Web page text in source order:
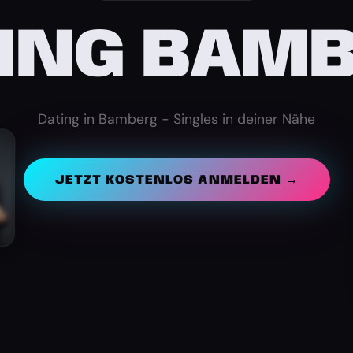
Dating in Bamberg - Singles in deiner Nähe
JETZT KOSTENLOS ANMELDEN →